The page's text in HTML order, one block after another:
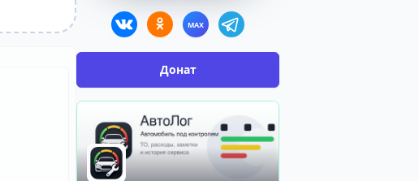
MAX
Донат